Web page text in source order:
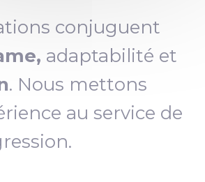
conjuguent
adaptabilité et
. Nous mettons
au service de